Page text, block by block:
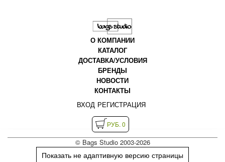
О КОМПАНИИ
КАТАЛОГ
ДОСТАВКА/УСЛОВИЯ
БРЕНДЫ
НОВОСТИ
КОНТАКТЫ
ВХОД РЕГИСТРАЦИЯ
РУБ. 0
© Bags Studio 2003-2026
Показать не адаптивную версию страницы